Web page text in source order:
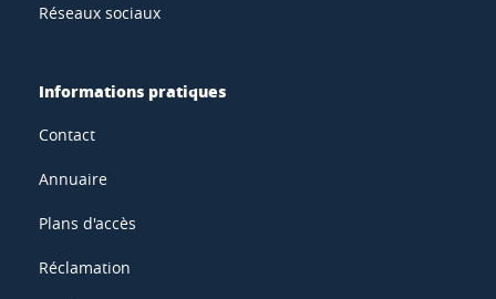
Réseaux sociaux
Informations pratiques
Contact
Annuaire
Plans d'accès
Réclamation